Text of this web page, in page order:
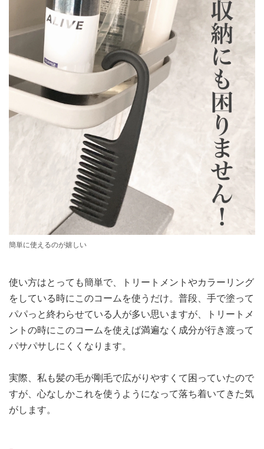
簡単に使えるのが嬉しい
使い方はとっても簡単で、トリートメントやカラーリング
をしている時にこのコームを使うだけ。普段、手で塗って
パパっと終わらせている人が多い思いますが、トリートメ
ントの時にこのコームを使えば満遍なく成分が行き渡って
パサパサしにくくなります。
実際、私も髪の毛が剛毛で広がりやすくて困っていたので
すが、心なしかこれを使うようになって落ち着いてきた気
がします。